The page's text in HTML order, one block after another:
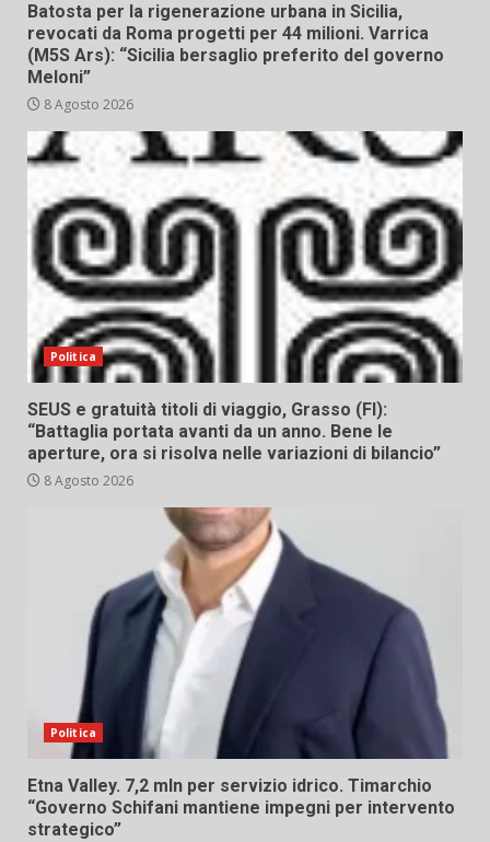
Batosta per la rigenerazione urbana in Sicilia,
revocati da Roma progetti per 44 milioni. Varrica
(M5S Ars): “Sicilia bersaglio preferito del governo
Meloni”
8 Agosto 2026
Politica
SEUS e gratuità titoli di viaggio, Grasso (FI):
“Battaglia portata avanti da un anno. Bene le
aperture, ora si risolva nelle variazioni di bilancio”
8 Agosto 2026
Politica
Etna Valley. 7,2 mln per servizio idrico. Timarchio
“Governo Schifani mantiene impegni per intervento
strategico”